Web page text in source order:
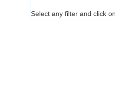
Select any filter and click